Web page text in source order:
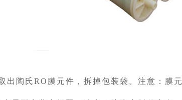
出陶氏RO膜元件，拆掉包装袋。注意：膜